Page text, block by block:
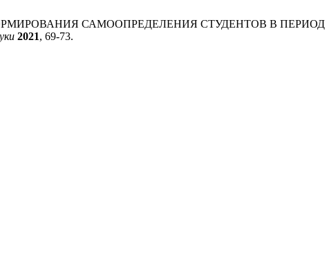
САМООПРЕДЕЛЕНИЯ СТУДЕНТОВ В
2021, 69-73.